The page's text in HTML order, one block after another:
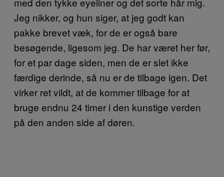
Jeg nikker, og hun siger, at jeg godt kan
pakke brevet væk, for de er også bare
besøgende, ligesom jeg. De har været her før,
for et par dage siden, men de er slet ikke
færdige derinde, så nu er de tilbage igen. Det
virker ret vildt, at de kommer tilbage for at
bruge endnu 24 timer i den kunstige verden
på den anden side af døren.